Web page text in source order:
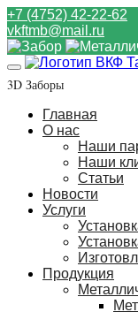
+7 (4752) 42-22-62
vkftmb@mail.ru
3D Заборы
Главная
О нас
Наши
Наши
Статьи
Новости
Услуги
Продукция